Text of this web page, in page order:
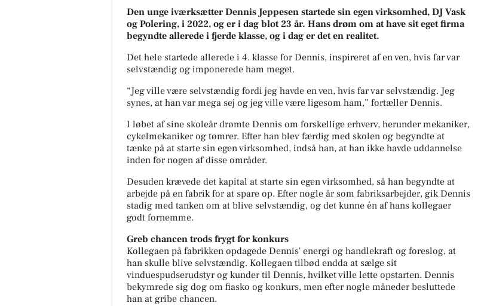
Den unge iværksætter Dennis Jeppesen startede sin egen virksomhed, DJ Vask
og Polering, i 2022, og er i dag blot 23 år. Hans drøm om at have sit eget firma
begyndte allerede i fjerde klasse, og i dag er det en realitet.
Det hele startede allerede i 4. klasse for Dennis, inspireret af en ven, hvis far var
selvstændig og imponerede ham meget.
“Jeg ville være selvstændig fordi jeg havde en ven, hvis far var selvstændig. Jeg
synes, at han var mega sej og jeg ville være ligesom ham,” fortæller Dennis.
I løbet af sine skoleår drømte Dennis om forskellige erhverv, herunder mekaniker,
cykelmekaniker og tømrer. Efter han blev færdig med skolen og begyndte at
tænke på at starte sin egen virksomhed, indså han, at han ikke havde uddannelse
inden for nogen af disse områder.
Desuden krævede det kapital at starte sin egen virksomhed, så han begyndte at
arbejde på en fabrik for at spare op. Efter nogle år som fabriksarbejder, gik Dennis
stadig med tanken om at blive selvstændig, og det kunne én af hans kollegaer
godt fornemme.
Greb chancen trods frygt for konkurs
Kollegaen på fabrikken opdagede Dennis' energi og handlekraft og foreslog, at
han skulle blive selvstændig. Kollegaen tilbød endda at sælge sit
vinduespudserudstyr og kunder til Dennis, hvilket ville lette opstarten. Dennis
bekymrede sig dog om fiasko og konkurs, men efter nogle måneder besluttede
han at gribe chancen.